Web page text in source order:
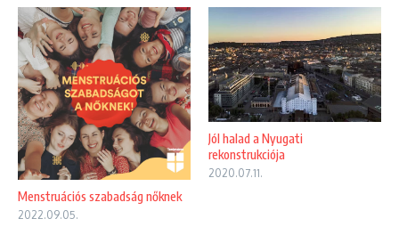
Menstruációs szabadság nőknek
2022.09.05.
Jól halad a Nyugati
rekonstrukciója
2020.07.11.